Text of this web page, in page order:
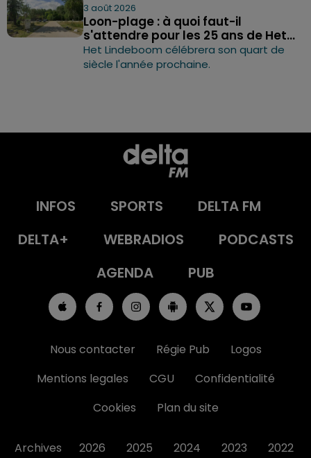
3 août 2026
Loon-plage : à quoi faut-il
s'attendre pour les 25 ans de Het...
Het Lindeboom célébrera son quart de
siècle l'année prochaine.
INFOS SPORTS
DELTA FM
DELTA+
WEBRADIOS
PODCASTS
AGENDA
PUB
Nous contacter Régie Pub
Logos
Mentions legales
CGU
Confidentialité
Cookies
Plan du site
Archives 2026 2025 2024 2023 2022